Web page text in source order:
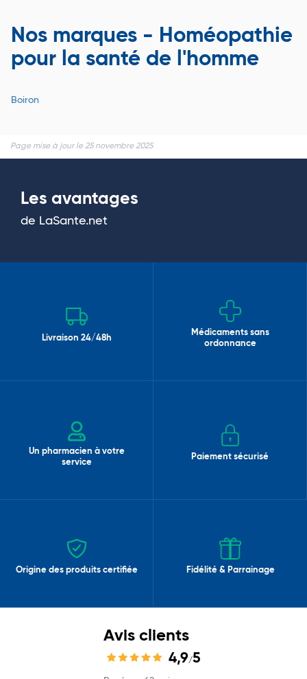
Nos marques - Homéopathie
pour la santé de l'homme
Boiron
Page mise à jour le 25 novembre 2025
Les avantages
de LaSante.net
Livraison 24/48h
Médicaments sans
ordonnance
Un pharmacien à votre
service
Paiement sécurisé
Origine des produits certifiée Fidélité & Parrainage
Avis clients
4,9/5